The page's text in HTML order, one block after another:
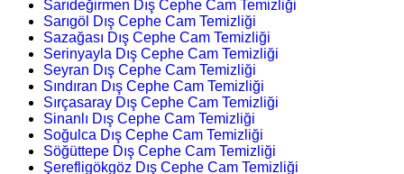
Sarıdeğirmen Dış Cephe Cam Temizliği
Sarıgöl Dış Cephe Cam Temizliği
Sazağası Dış Cephe Cam Temizliği
Serinyayla Dış Cephe Cam Temizliği
Seyran Dış Cephe Cam Temizliği
Sındıran Dış Cephe Cam Temizliği
Sırçasaray Dış Cephe Cam Temizliği
Sinanlı Dış Cephe Cam Temizliği
Soğulca Dış Cephe Cam Temizliği
Söğüttepe Dış Cephe Cam Temizliği
Şerefligökgöz Dış Cephe Cam Temizliği